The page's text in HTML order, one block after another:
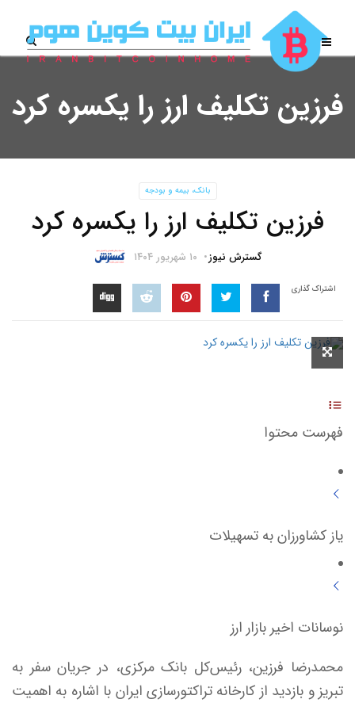
فرزین تکلیف ارز را یکسره کرد
بانک، بیمه و بودجه
فرزین تکلیف ارز را یکسره کرد
گسترش نیوز ۱۰ شهریور ۱۴۰۴
اشتراک گذاری
فهرست محتوا
یاز کشاورزان به تسهیلات
نوسانات اخیر بازار ارز
محمدرضا فرزین، رئیس‌کل بانک مرکزی، در جریان سفر به
تبریز و بازدید از کارخانه تراکتورسازی ایران با اشاره به اهمیت